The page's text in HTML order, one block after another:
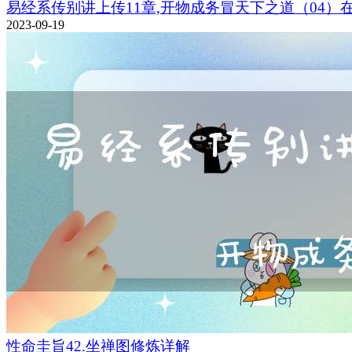
易经系传别讲上传11章,开物成务冒天下之道（04）
2023-09-19
性命圭旨42.坐禅图修炼详解